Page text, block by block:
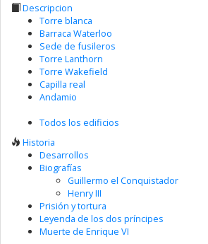
Descripcion
Torre blanca
Barraca Waterloo
Sede de fusileros
Torre Lanthorn
Torre Wakefield
Capilla real
Andamio
Todos los edificios
Historia
Desarrollos
Biografías
Guillermo el Conquistador
Henry III
Prisión y tortura
Leyenda de los dos príncipes
Muerte de Enrique VI